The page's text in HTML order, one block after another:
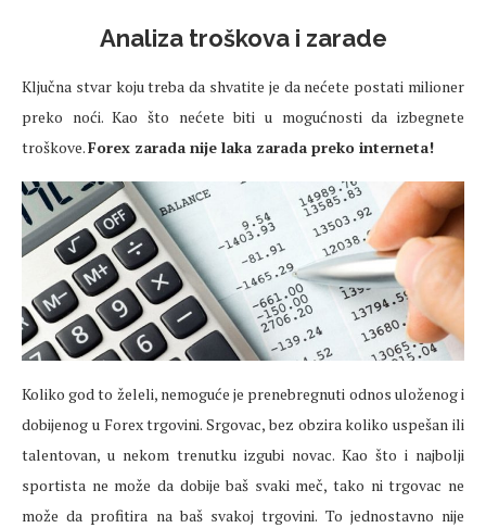
Analiza troškova i zarade
Ključna stvar koju treba da shvatite je da nećete postati milioner
preko noći. Kao što nećete biti u mogućnosti da izbegnete
troškove.Forex zarada nije laka zarada preko interneta!
Koliko god to želeli, nemoguće je prenebregnuti odnos uloženog i
dobijenog u Forex trgovini. Srgovac, bez obzira koliko uspešan ili
talentovan, u nekom trenutku izgubi novac. Kao što i najbolji
sportista ne može da dobije baš svaki meč, tako ni trgovac ne
može da profitira na baš svakoj trgovini. To jednostavno nije